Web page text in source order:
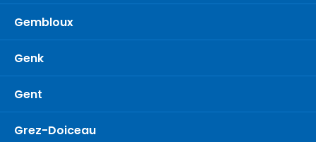
Gembloux
Genk
Gent
Grez-Doiceau